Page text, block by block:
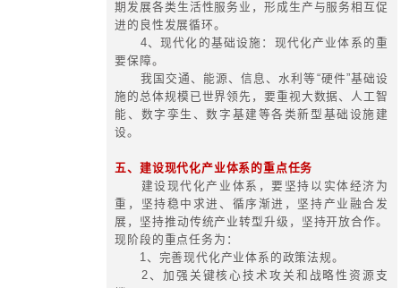
建设现代化产业体系，必须树立
色低碳循环发展的核心理念，积极稳
碳中和，紧抓全球绿色经济、绿色技
快速发展的机遇。
3、产融结合化特征——提升产业
能的必然要求。
一个复杂的大生态体系。建设现代化
须推动产业门类之间、区域之间、
间、上下游环节之间高度协同，推
展，更好发掘产业体系的产融结合效
二、现代化产业体系的三个基本要求